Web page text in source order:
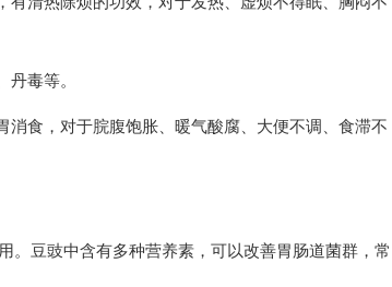
毒等。
食，对于脘腹饱胀、暖气酸腐、大便不调、食滞不
。豆豉中含有多种营养素，可以改善胃肠道菌群，常